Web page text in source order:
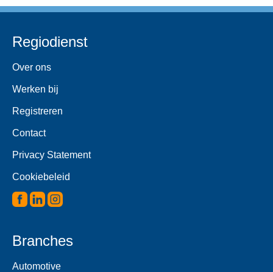
Regiodienst
Over ons
Werken bij
Registreren
Contact
Privacy Statement
Cookiebeleid
Branches
Automotive